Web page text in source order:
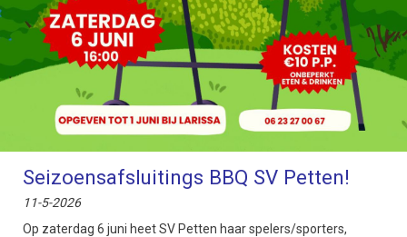
Seizoensafsluitings BBQ SV Petten!
11-5-2026
Op zaterdag 6 juni heet SV Petten haar spelers/sporters,